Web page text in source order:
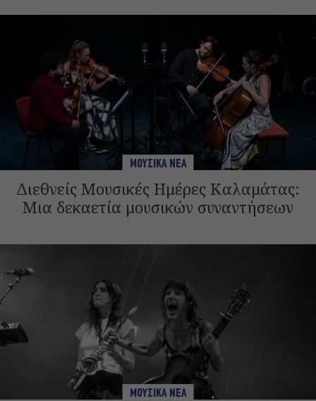
ΜΟΥΣΙΚΑ ΝΕΑ
Διεθνείς Μουσικές Ημέρες Καλαμάτας:
Μια δεκαετία μουσικών συναντήσεων
ΜΟΥΣΙΚΑ ΝΕΑ